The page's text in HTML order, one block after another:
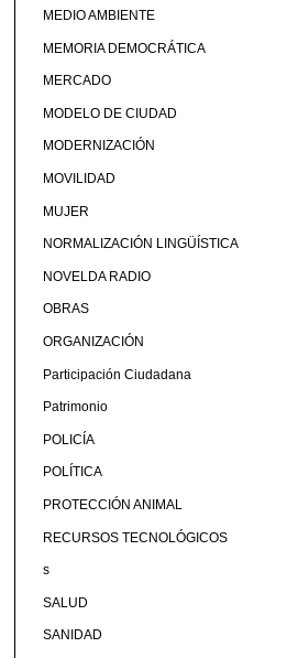
MEDIO AMBIENTE
MEMORIA DEMOCRÁTICA
MERCADO
MODELO DE CIUDAD
MODERNIZACIÓN
MOVILIDAD
MUJER
NORMALIZACIÓN LINGÜÍSTICA
NOVELDA RADIO
OBRAS
ORGANIZACIÓN
Participación Ciudadana
Patrimonio
POLICÍA
POLÍTICA
PROTECCIÓN ANIMAL
RECURSOS TECNOLÓGICOS
s
SALUD
SANIDAD